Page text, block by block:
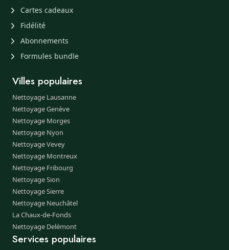
Cartes cadeaux
Fidélité
Abonnements
Formules bundle
Villes populaires
Nettoyage Lausanne
Nettoyage Genève
Nettoyage Morges
Nettoyage Nyon
Nettoyage Vevey
Nettoyage Montreux
Nettoyage Fribourg
Nettoyage Sion
Nettoyage Sierre
Nettoyage Neuchâtel
La Chaux-de-Fonds
Nettoyage Delémont
Services populaires